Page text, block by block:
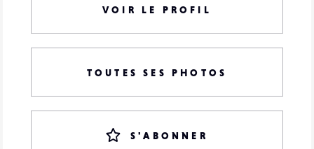
VOIR LE PROFIL
TOUTES SES PHOTOS
S'ABONNER